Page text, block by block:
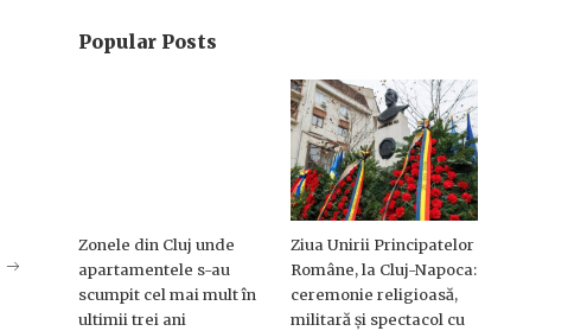
Popular Posts
Zonele din Cluj unde
apartamentele s-au
scumpit cel mai mult în
ultimii trei ani
Ziua Unirii Principatelor
Române, la Cluj-Napoca:
ceremonie religioasă,
militară și spectacol cu